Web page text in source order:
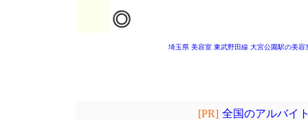
◎
埼玉県 美容室 東武野田線 大宮公園駅の美容
[PR] 全国のアルバイ